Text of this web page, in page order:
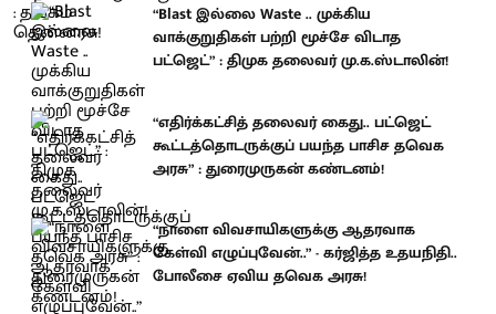
“Blast இல்லை Waste .. முக்கிய
வாக்குறுதிகள் பற்றி மூச்சே விடாத
பட்ஜெட்” : திமுக தலைவர் மு.க.ஸ்டாலின்!
“எதிர்க்கட்சித் தலைவர் கைது.. பட்ஜெட்
கூட்டத்தொடருக்குப் பயந்த பாசிச தவெக
அரசு” : துரைமுருகன் கண்டனம்!
“நாளை விவசாயிகளுக்கு ஆதரவாக
கேள்வி எழுப்புவேன்..” - கர்ஜித்த உதயநிதி..
போலீசை ஏவிய தவெக அரசு!